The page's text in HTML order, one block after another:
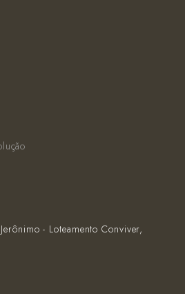
- Loteamento Conviver,